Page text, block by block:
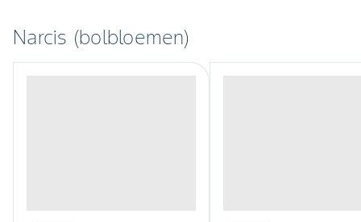
Narcis (bolbloemen)